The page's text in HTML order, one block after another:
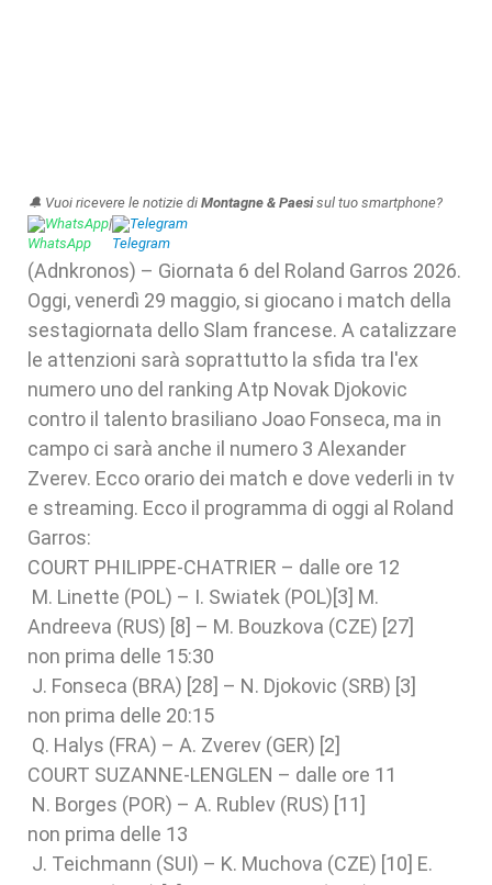
🔔 Vuoi ricevere le notizie di Montagne & Paesisul tuo smartphone?
WhatsApp| Telegram
(Adnkronos) – Giornata 6 del Roland Garros 2026.
Oggi, venerdì 29 maggio, si giocano i match della
sestagiornata dello Slam francese. A catalizzare
le attenzioni sarà soprattutto la sfida tra l'ex
numero uno del ranking Atp Novak Djokovic
contro il talento brasiliano Joao Fonseca, ma in
campo ci sarà anche il numero 3 Alexander
Zverev. Ecco orario dei match e dove vederli in tv
e streaming. Ecco il programma di oggi al Roland
Garros:
COURT PHILIPPE-CHATRIER – dalle ore 12
M. Linette (POL) – I. Swiatek (POL)[3] M.
Andreeva (RUS) [8] – M. Bouzkova (CZE) [27]
non prima delle 15:30
J. Fonseca (BRA) [28] – N. Djokovic (SRB) [3]
non prima delle 20:15
Q. Halys (FRA) – A. Zverev (GER) [2]
COURT SUZANNE-LENGLEN – dalle ore 11
N. Borges (POR) – A. Rublev (RUS) [11]
non prima delle 13
J. Teichmann (SUI) – K. Muchova (CZE) [10] E.